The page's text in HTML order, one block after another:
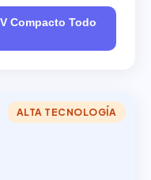
Compacto Todo
ALTA TECNOLOGÍA